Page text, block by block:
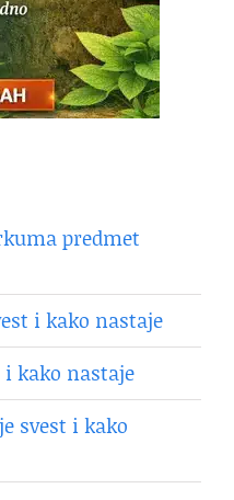
predmet
i kako nastaje
i kako nastaje
svest i kako